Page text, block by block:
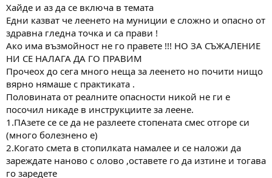
Хайде и аз да се включа в темата
Едни казват че леенето на муниции е сложно и опасно от
здравна гледна точка и са прави !
Ако има възмойност не го правете !!! НО ЗА СЪЖАЛЕНИЕ
НИ СЕ НАЛАГА ДА ГО ПРАВИМ
Прочеох до сега много неща за леенето но почити нищо
вярно нямаше с практиката .
Половината от реалните опасности никой не ги е
посочил никаде в инструкциите за леене.
1.ПАзете се се да не разлеете стопената смес отгоре си
(много болезнено е)
2.Когато смета в стопилката намалее и се наложи да
зареждате наново с олово ,оставете го да изтине и тогава
го заредете